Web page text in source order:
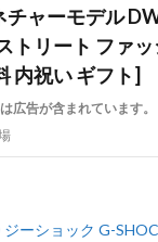
チャーモデル
トリート ファ
内祝い ギフト]
広告が含まれています。
ジーショック G-